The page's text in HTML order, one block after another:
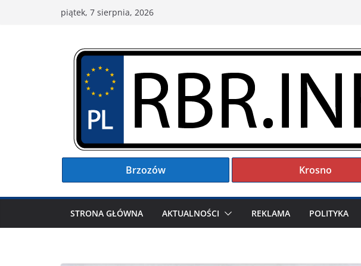
piątek, 7 sierpnia, 2026
Brzozów Krosno
STRONA GŁÓWNA AKTUALNOŚCI REKLAMA POLITYKA